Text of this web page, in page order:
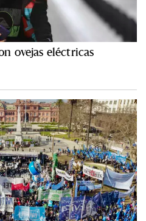
ovejas eléctricas